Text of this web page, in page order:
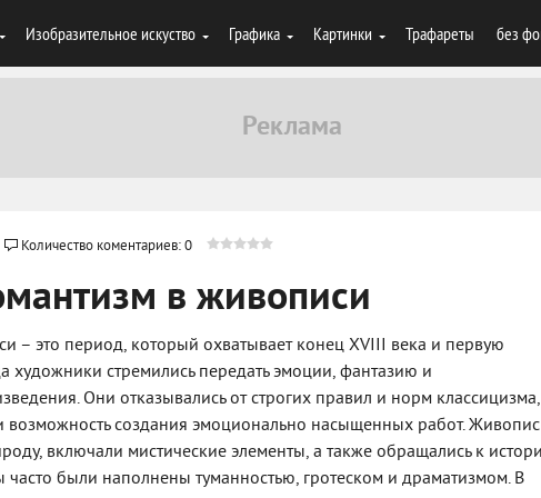
Изобразительное искуство Графика Картинки Трафареты без
Количество коментариев: 0
в живописи
– это период, который охватывает конец XVIII века и первую
художники стремились передать эмоции, фантазию и
Они отказывались от строгих правил и норм классицизма,
возможность создания эмоционально насыщенных работ.
включали мистические элементы, а также обращались к
были наполнены туманностью, гротеском и драматизмом. В